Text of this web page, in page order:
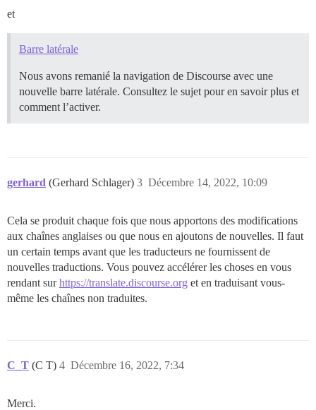
et
Barre latérale
Nous avons remanié la navigation de Discourse avec une
nouvelle barre latérale. Consultez le sujet pour en savoir plus et
comment l’activer.
gerhard (Gerhard Schlager) Décembre 14, 2022, 10:09
3
Cela se produit chaque fois que nous apportons des modifications
aux chaînes anglaises ou que nous en ajoutons de nouvelles. Il faut
un certain temps avant que les traducteurs ne fournissent de
nouvelles traductions. Vous pouvez accélérer les choses en vous
rendant surhttps://translate.discourse.org et en traduisant vous-
même les chaînes non traduites.
C_T (C T) Décembre 16, 2022, 7:34
4
Merci.